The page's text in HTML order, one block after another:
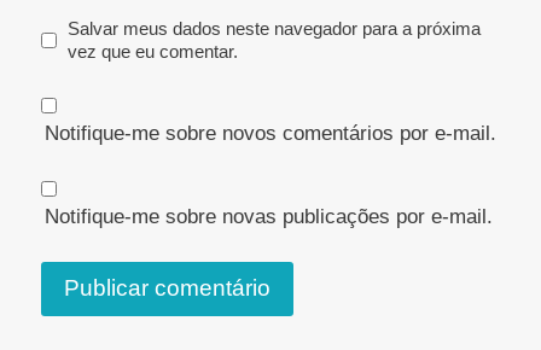
Salvar meus dados neste navegador para a próxima
vez que eu comentar.
Notifique-me sobre novos comentários por e-mail.
Notifique-me sobre novas publicações por e-mail.